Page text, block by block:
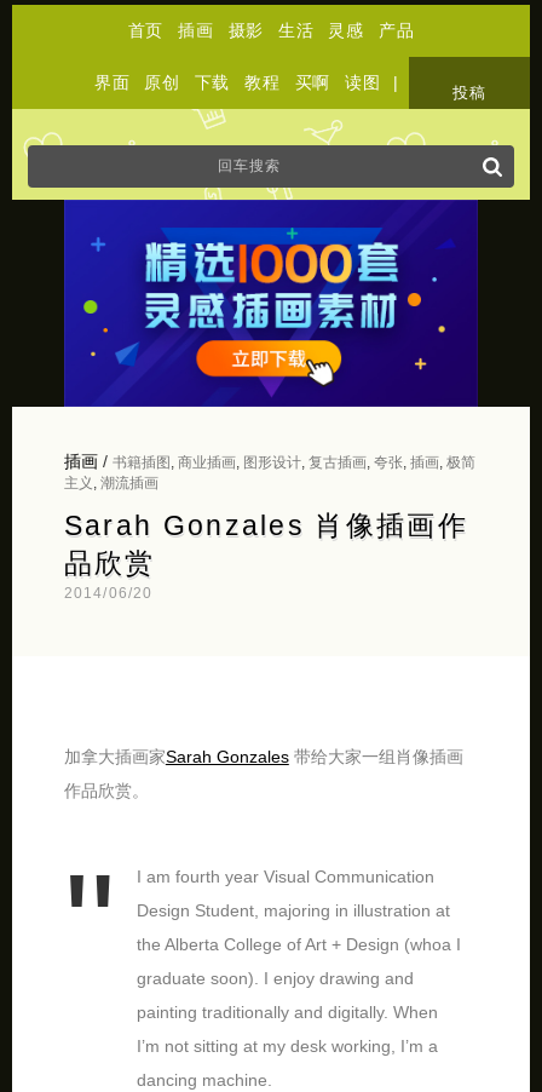
首页 插画 摄影 生活 灵感 产品
界面 原创 下载 教程 买啊 读图 |
投稿
插画/ 书籍插图 商业插画, 图形设计, 复古插画, 夸张, 插画, 极简
主义
潮流插画
Sarah Gonzales 肖像插画作
品欣赏
2014/06/20
加拿大插画家Sarah Gonzales带给大家一组肖像插画
作品欣赏。
I am fourth year Visual Communication
Design Student, majoring in illustration at
the Alberta College of Art + Design (whoa I
graduate soon). I enjoy drawing and
painting traditionally and digitally. When
I’m not sitting at my desk working, I’m a
dancing machine.